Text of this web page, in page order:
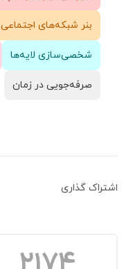
بنر شبکه‌های اجتماعی
شخصی‌سازی لایه‌ها
صرفه‌جویی در زمان
اشتراک گذاری